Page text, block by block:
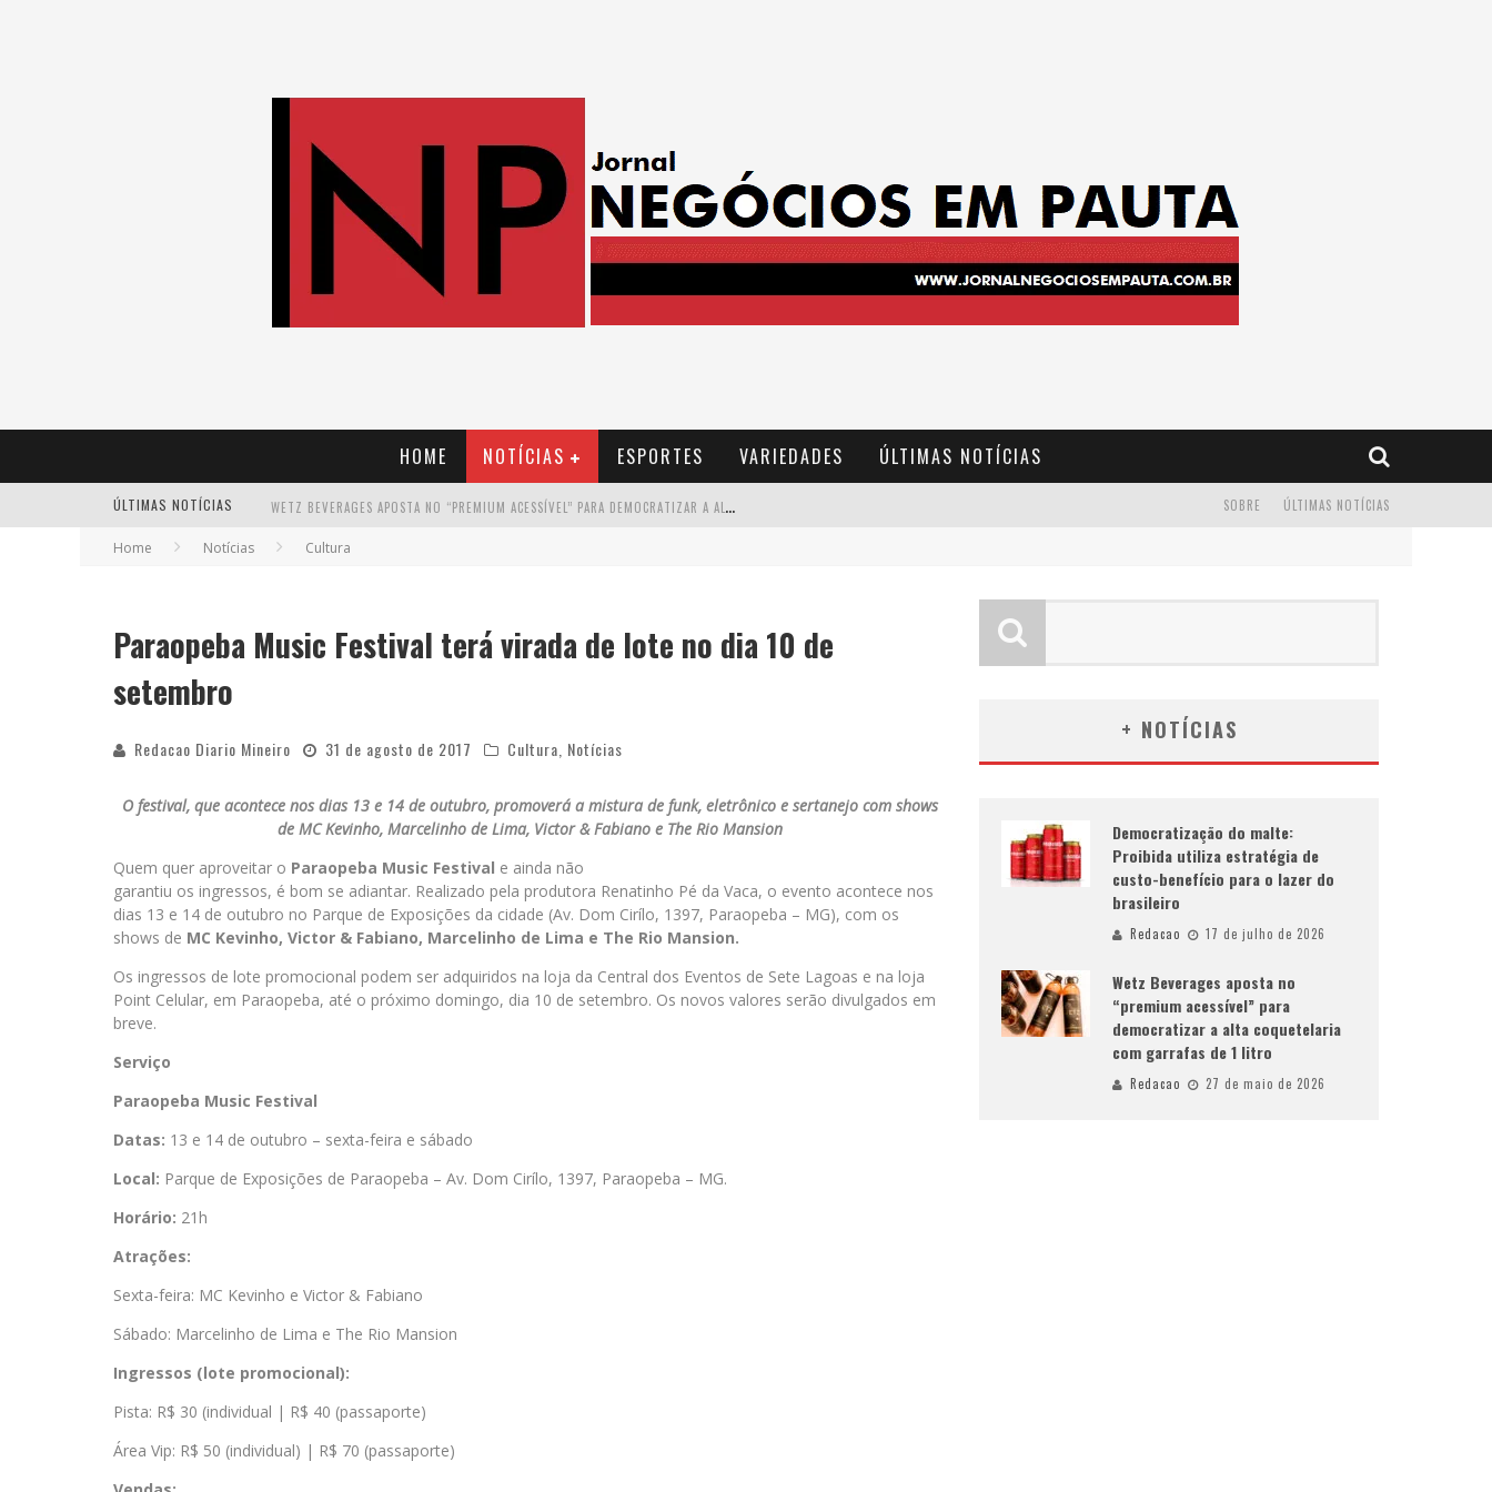
HOME NOTÍCIAS ESPORTES VARIEDADES ÚLTIMAS NOTÍCIAS
ÚLTIMAS NOTÍCIAS W
ETZ BEVERAGES APOSTA NO “PREMIUM ACESSÍVEL” PARA DEMOCRATIZAR A ALTA COQUETELARIA COM GARRAFAS DE 1 LITRO
D
EMOCRATIZAÇÃO DO MALTE: PROIBIDA UTILIZA ESTRATÉGIA DE CUSTO-BENEFÍCIO PARA O LAZER DO BRASILEIRO
ÚLTIMAS NOTÍCIAS
SOBRE
Home Notícias Cultura
Paraopeba Music Festival terá virada de lote no dia 10 de
setembro
Redacao Diario Mineiro 31 de agosto de 2017 Cultura Notícias
O festival, que acontece nos dias 13 e 14 de outubro, promoverá a mistura de funk, eletrônico e sertanejo com shows
de MC Kevinho, Marcelinho de Lima, Victor & Fabiano e The Rio Mansion
Quem quer aproveitar o Paraopeba Music Festival e ainda não
garantiu os ingressos, é bom se adiantar. Realizado pela produtora Renatinho Pé da Vaca, o evento acontece nos
dias 13 e 14 de outubro no Parque de Exposições da cidade (Av. Dom Cirílo, 1397, Paraopeba – MG), com os
shows de MC Kevinho, Victor & Fabiano, Marcelinho de Lima e The Rio Mansion.
Os ingressos de lote promocional podem ser adquiridos na loja da Central dos Eventos de Sete Lagoas e na loja
Point Celular, em Paraopeba, até o próximo domingo, dia 10 de setembro. Os novos valores serão divulgados em
breve.
Serviço
Paraopeba Music Festival
Datas: 13 e 14 de outubro – sexta-feira e sábado
Local: Parque de Exposições de Paraopeba – Av. Dom Cirílo, 1397, Paraopeba – MG.
Horário: 21h
Atrações:
Sexta-feira: MC Kevinho e Victor & Fabiano
Sábado: Marcelinho de Lima e The Rio Mansion
Ingressos (lote promocional):
Pista: R$ 30 (individual | R$ 40 (passaporte)
Área Vip: R$ 50 (individual) | R$ 70 (passaporte)
+ NOTÍCIAS
Democratização do malte:
Proibida utiliza estratégia de
custo-benefício para o lazer do
brasileiro
Redacao 17 de julho de 2026
Wetz Beverages aposta no
“premium acessível” para
democratizar a alta coquetelaria
com garrafas de 1 litro
Redacao 27 de maio de 2026